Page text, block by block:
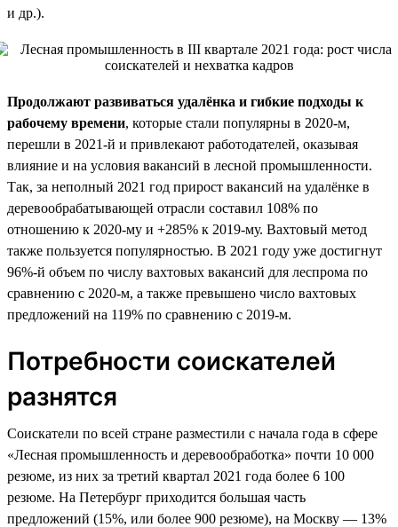
и др.).
Продолжают развиваться удалёнка и гибкие подходы к
рабочему времени, которые стали популярны в 2020-м,
перешли в 2021-й и привлекают работодателей, оказывая
влияние и на условия вакансий в лесной промышленности.
Так, за неполный 2021 год прирост вакансий на удалёнке в
деревообрабатывающей отрасли составил 108% по
отношению к 2020-му и +285% к 2019-му. Вахтовый метод
также пользуется популярностью. В 2021 году уже достигнут
96%-й объем по числу вахтовых вакансий для леспрома по
сравнению с 2020-м, а также превышено число вахтовых
предложений на 119% по сравнению с 2019-м.
Потребности соискателей
разнятся
Соискатели по всей стране разместили с начала года в сфере
«Лесная промышленность и деревообработка» почти 10 000
резюме, из них за третий квартал 2021 года более 6 100
резюме. На Петербург приходится большая часть
предложений (15%, или более 900 резюме), на Москву — 13%